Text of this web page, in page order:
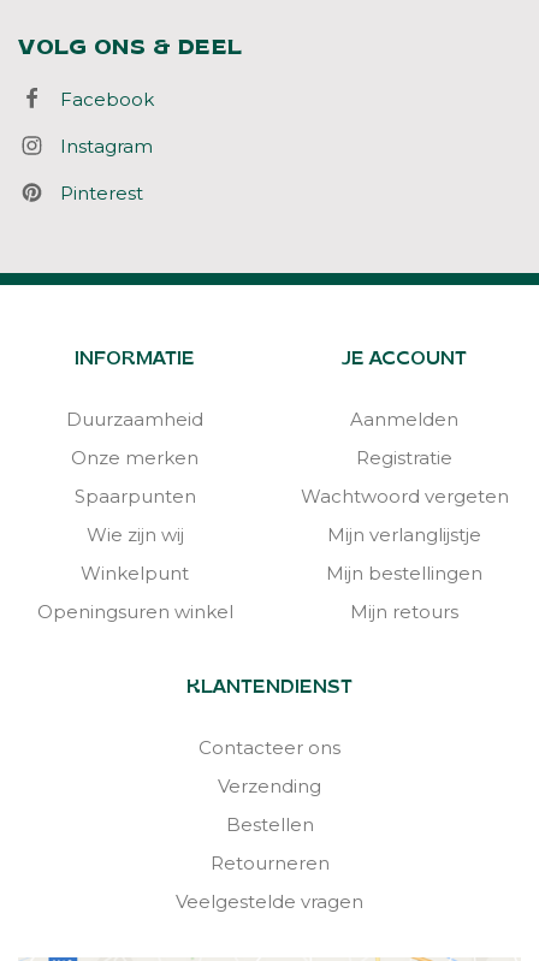
VOLG ONS & DEEL
Facebook
Instagram
Pinterest
INFORMATIE
Duurzaamheid
Onze merken
Spaarpunten
Wie zijn wij
Winkelpunt
Openingsuren winkel
JE ACCOUNT
Aanmelden
Registratie
Wachtwoord vergeten
Mijn verlanglijstje
Mijn bestellingen
Mijn retours
KLANTENDIENST
Contacteer ons
Verzending
Bestellen
Retourneren
Veelgestelde vragen